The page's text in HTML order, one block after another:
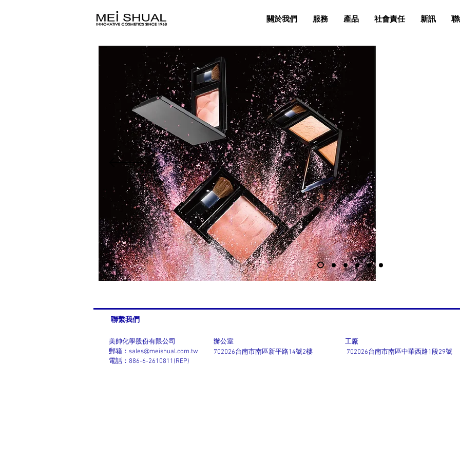
關於我們 服務 產品 社會責任 新訊
聯繫我們
美帥化學股份有限公司
郵箱： sales@meishual.com.tw
電話：886-6-2610811(REP)
辦公室
702026台南市南區新平路14號2樓
工廠
702026台南市南區中華西路1段29號